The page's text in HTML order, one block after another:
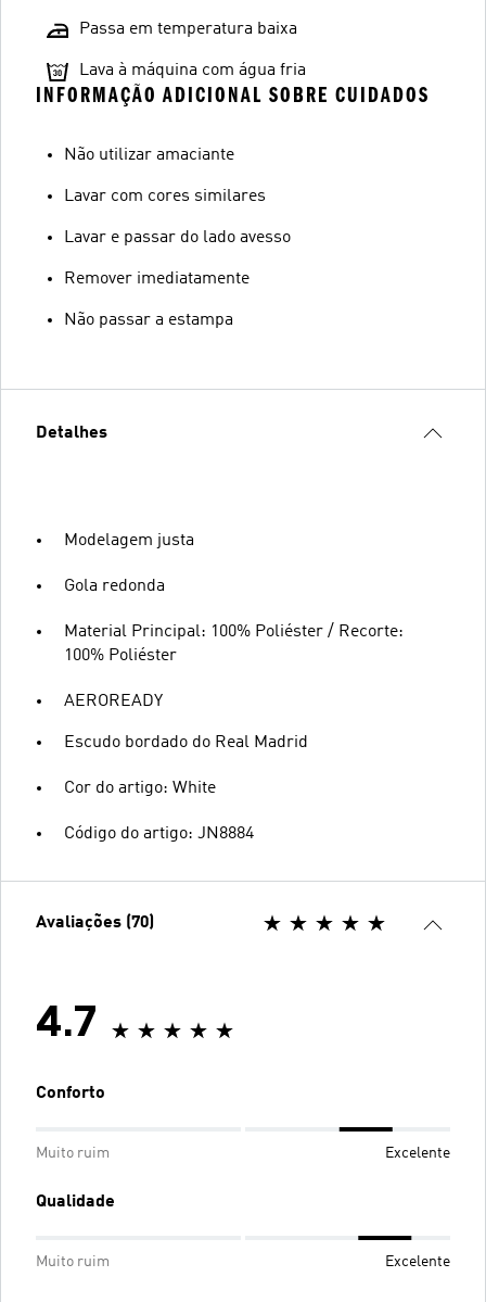
Passa em temperatura baixa
Lava à máquina com água fria
INFORMAÇÃO ADICIONAL SOBRE CUIDADOS
Não utilizar amaciante
Lavar com cores similares
Lavar e passar do lado avesso
Remover imediatamente
Não passar a estampa
Detalhes
Modelagem justa
Gola redonda
Material Principal: 100% Poliéster / Recorte:
100% Poliéster
AEROREADY
Escudo bordado do Real Madrid
Cor do artigo: White
Código do artigo: JN8884
Avaliações (70)
4.7
Conforto
Muito ruim Excelente
Qualidade
Muito ruim Excelente